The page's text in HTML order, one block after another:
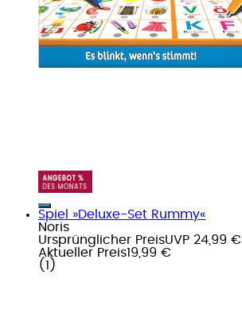
Spiel »Deluxe-Set Rummy«
Noris
Ursprünglicher PreisUVP 24,99 €
Aktueller Preis19,99 €
( 1 )